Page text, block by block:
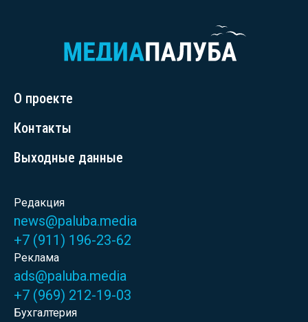
О проекте
Контакты
Выходные данные
Редакция
news@paluba.media
+7 (911) 196-23-62
Реклама
ads@paluba.media
+7 (969) 212-19-03
Бухгалтерия